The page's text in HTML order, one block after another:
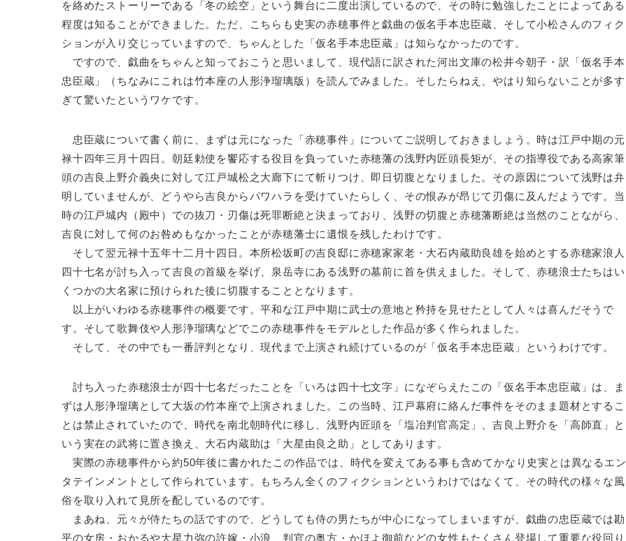
を絡めたストーリーである「冬の絵空」という舞台に二度出演しているので、その時に勉強したことによってある
程度は知ることができました。ただ、こちらも史実の赤穂事件と戯曲の仮名手本忠臣蔵、そして小松さんのフィク
ションが入り交じっていますので、ちゃんとした「仮名手本忠臣蔵」は知らなかったのです。
ですので、戯曲をちゃんと知っておこうと思いまして、現代語に訳された河出文庫の松井今朝子・訳「仮名手本
忠臣蔵」（ちなみにこれは竹本座の人形浄瑠璃版）を読んでみました。そしたらねえ、やはり知らないことが多す
ぎて驚いたというワケです。
忠臣蔵について書く前に、まずは元になった「赤穂事件」についてご説明しておきましょう。時は江戸中期の元
禄十四年三月十四日。朝廷勅使を饗応する役目を負っていた赤穂藩の浅野内匠頭長矩が、その指導役である高家筆
頭の吉良上野介義央に対して江戸城松之大廊下にて斬りつけ、即日切腹となりました。その原因について浅野は弁
明していませんが、どうやら吉良からパワハラを受けていたらしく、その恨みが昂じて刃傷に及んだようです。当
時の江戸城内（殿中）での抜刀・刃傷は死罪断絶と決まっており、浅野の切腹と赤穂藩断絶は当然のことながら、
吉良に対して何のお咎めもなかったことが赤穂藩士に遺恨を残したわけです。
そして翌元禄十五年十二月十四日。本所松坂町の吉良邸に赤穂家家老・大石内蔵助良雄を始めとする赤穂家浪人
四十七名が討ち入って吉良の首級を挙げ、泉岳寺にある浅野の墓前に首を供えました。そして、赤穂浪士たちはい
くつかの大名家に預けられた後に切腹することとなります。
以上がいわゆる赤穂事件の概要です。平和な江戸中期に武士の意地と矜持を見せたとして人々は喜んだそうで
す。そして歌舞伎や人形浄瑠璃などでこの赤穂事件をモデルとした作品が多く作られました。
そして、その中でも一番評判となり、現代まで上演され続けているのが「仮名手本忠臣蔵」というわけです。
討ち入った赤穂浪士が四十七名だったことを「いろは四十七文字」になぞらえたこの「仮名手本忠臣蔵」は、ま
ずは人形浄瑠璃として大坂の竹本座で上演されました。この当時、江戸幕府に絡んだ事件をそのまま題材とするこ
とは禁止されていたので、時代を南北朝時代に移し、浅野内匠頭を「塩冶判官高定」、吉良上野介を「高師直」と
いう実在の武将に置き換え、大石内蔵助は「大星由良之助」としてあります。
実際の赤穂事件から約50年後に書かれたこの作品では、時代を変えてある事も含めてかなり史実とは異なるエン
タテインメントとして作られています。もちろん全くのフィクションというわけではなくて、その時代の様々な風
俗を取り入れて見所を配しているのです。
まあね、元々が侍たちの話ですので、どうしても侍の男たちが中心になってしまいますが、戯曲の忠臣蔵では勘
平の女房・おかるや大星力弥の許嫁・小浪、判官の奥方・かほよ御前などの女性もたくさん登場して重要な役回り